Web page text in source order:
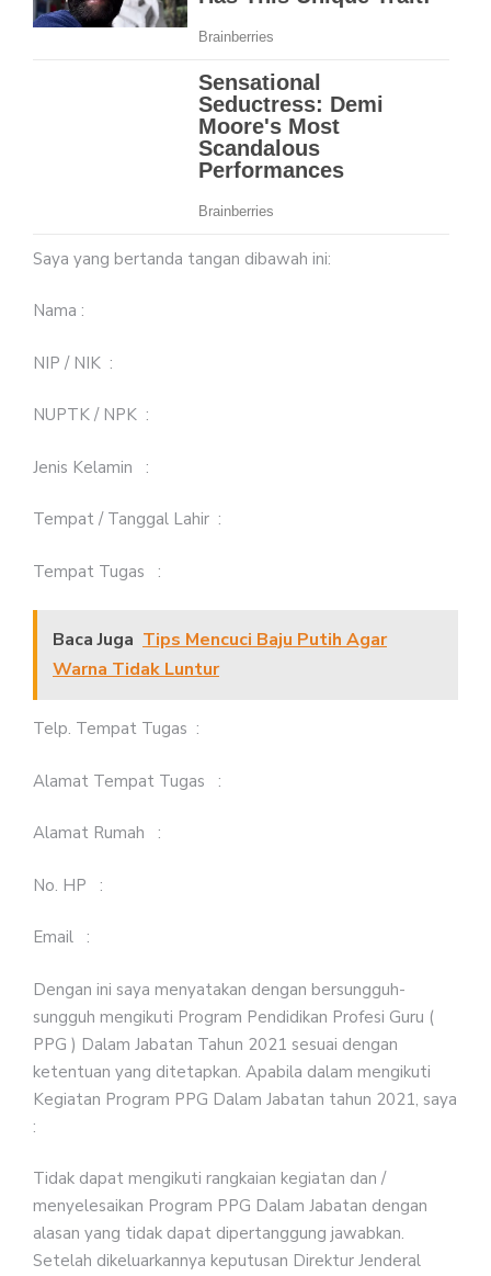
Saya yang bertanda tangan dibawah ini:
Nama :
NIP / NIK :
NUPTK / NPK :
Jenis Kelamin :
Tempat / Tanggal Lahir :
Tempat Tugas :
Baca Juga Tips Mencuci Baju Putih Agar
Warna Tidak Luntur
Telp. Tempat Tugas :
Alamat Tempat Tugas :
Alamat Rumah :
No. HP :
Email :
Dengan ini saya menyatakan dengan bersungguh-
sungguh mengikuti Program Pendidikan Profesi Guru (
PPG ) Dalam Jabatan Tahun 2021 sesuai dengan
ketentuan yang ditetapkan. Apabila dalam mengikuti
Kegiatan Program PPG Dalam Jabatan tahun 2021, saya
:
Tidak dapat mengikuti rangkaian kegiatan dan /
menyelesaikan Program PPG Dalam Jabatan dengan
alasan yang tidak dapat dipertanggung jawabkan.
Setelah dikeluarkannya keputusan Direktur Jenderal